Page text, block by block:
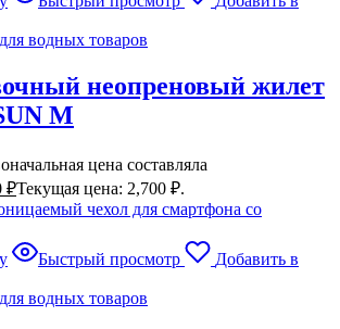
водных товаров
неопреновый жилет
M
цена составляла
₽Текущая цена: 2,700 ₽.
Быстрый просмотр
Добавить в
водных товаров